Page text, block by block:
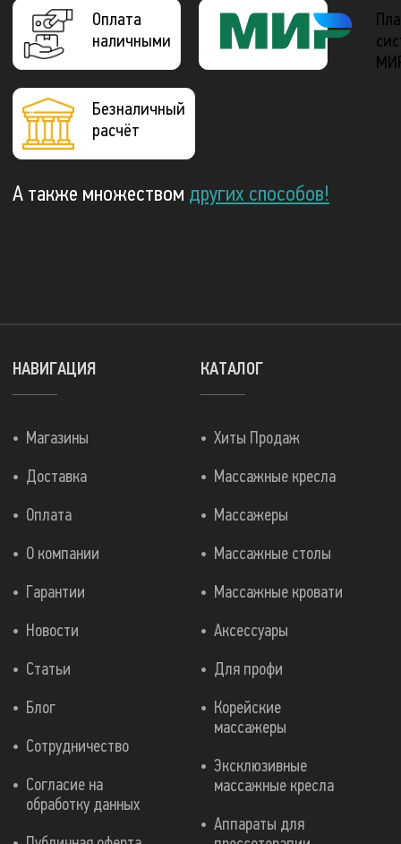
Оплата
наличными
Безналичный
расчёт
А также множеством других способов!
КАТАЛОГ
Хиты Продаж
Массажные кресла
Массажеры
Массажные столы
Массажные кровати
Аксессуары
Для профи
Корейские
массажеры
Эксклюзивные
массажные кресла
Аппараты для
НАВИГАЦИЯ
Магазины
Доставка
Оплата
О компании
Гарантии
Новости
Статьи
Блог
Сотрудничество
Согласие на
обработку данных